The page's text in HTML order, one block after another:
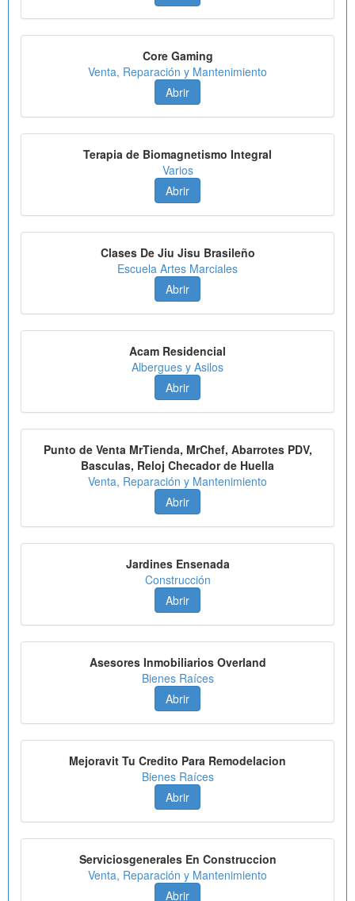
Core Gaming
Venta, Reparación y Mantenimiento
Abrir
Terapia de Biomagnetismo Integral
Varios
Abrir
Clases De Jiu Jisu Brasileño
Escuela Artes Marciales
Abrir
Acam Residencial
Albergues y Asilos
Abrir
Punto de Venta MrTienda, MrChef, Abarrotes PDV,
Basculas, Reloj Checador de Huella
Venta, Reparación y Mantenimiento
Abrir
Jardines Ensenada
Construcción
Abrir
Asesores Inmobiliarios Overland
Bienes Raíces
Abrir
Mejoravit Tu Credito Para Remodelacion
Bienes Raíces
Abrir
Serviciosgenerales En Construccion
Venta, Reparación y Mantenimiento
Abrir